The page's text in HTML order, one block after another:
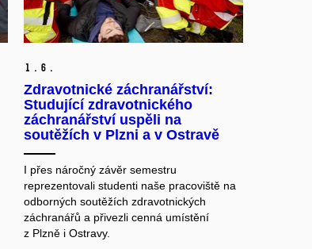
1. 6.
Zdravotnické záchranářství:
Studující zdravotnického
záchranářství uspěli na
soutěžích v Plzni a v Ostravě
I přes náročný závěr semestru
reprezentovali studenti naše pracoviště na
odborných soutěžích zdravotnických
záchranářů a přivezli cenná umístění
z Plzně i Ostravy.